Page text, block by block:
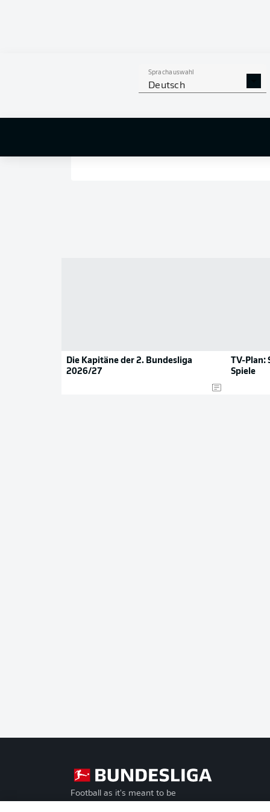
Sprachauswahl
Deutsch
Die Kapitäne der 2. Bundesliga
2026/27
TV-Plan:
Spiele
Football as it's meant to be